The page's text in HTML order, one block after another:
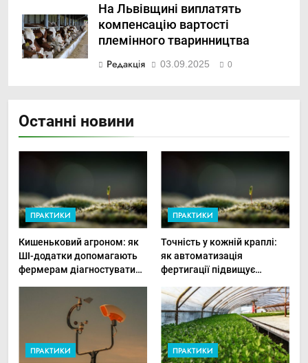
На Львівщині виплатять
компенсацію вартості
племінного тваринництва
Редакція 03.09.2025 0
Останні новини
ПРАКТИКИ
Кишеньковий агроном: як
ШІ-додатки допомагають
фермерам діагностувати
ПРАКТИКИ
Точність у кожній краплі:
як автоматизація
фертигації підвищує
ПРАКТИКИ ПРАКТИКИ